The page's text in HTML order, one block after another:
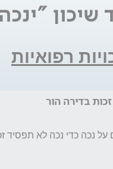
רפואיות
בדירה הור